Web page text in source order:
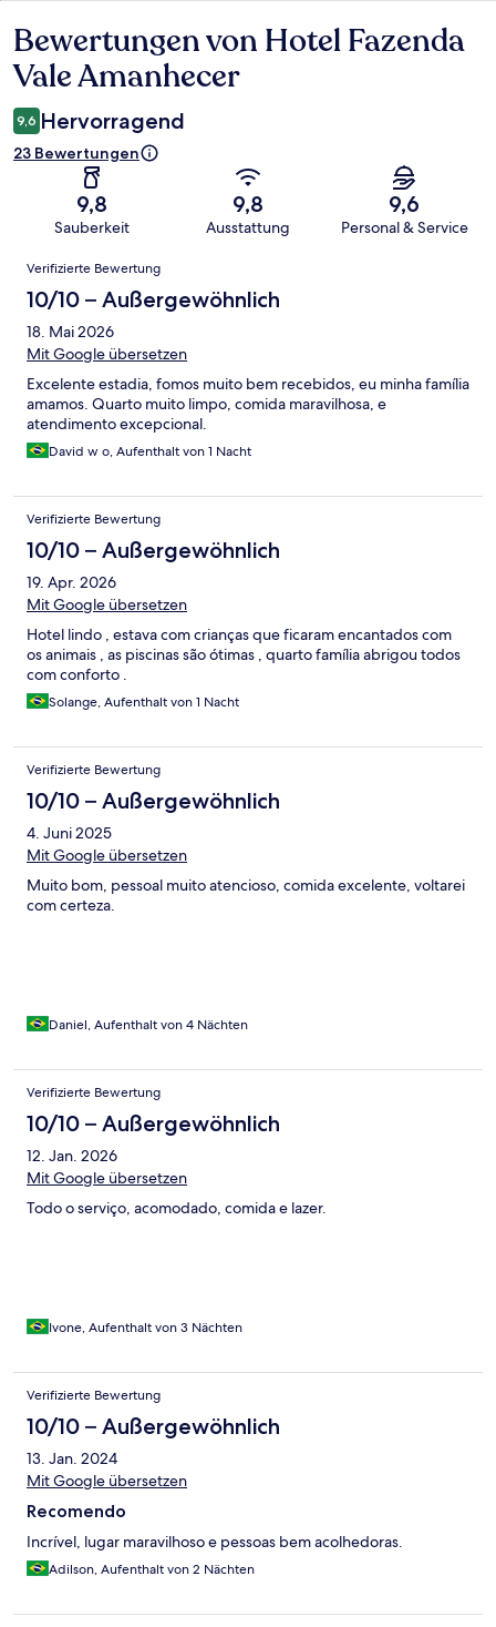
Bewertungen
Bewertungen von Hotel Fazenda
Vale Amanhecer
9,6 Hervorragend
23 Bewertungen
9,8
Sauberkeit
9,8
Ausstattung
9,6
Personal & Service
Bewertungen
Verifizierte Bewertung
10/10 – Außergewöhnlich
18. Mai 2026
Mit Google übersetzen
Excelente estadia, fomos muito bem recebidos, eu minha família
amamos. Quarto muito limpo, comida maravilhosa, e
atendimento excepcional.
David w o, Aufenthalt von 1 Nacht
Verifizierte Bewertung
10/10 – Außergewöhnlich
19. Apr. 2026
Mit Google übersetzen
Hotel lindo , estava com crianças que ficaram encantados com
os animais , as piscinas são ótimas , quarto família abrigou todos
com conforto .
Solange, Aufenthalt von 1 Nacht
Verifizierte Bewertung
10/10 – Außergewöhnlich
4. Juni 2025
Mit Google übersetzen
Muito bom, pessoal muito atencioso, comida excelente, voltarei
com certeza.
Daniel, Aufenthalt von 4 Nächten
Verifizierte Bewertung
10/10 – Außergewöhnlich
12. Jan. 2026
Mit Google übersetzen
Todo o serviço, acomodado, comida e lazer.
Ivone, Aufenthalt von 3 Nächten
Verifizierte Bewertung
10/10 – Außergewöhnlich
13. Jan. 2024
Mit Google übersetzen
Recomendo
Incrível, lugar maravilhoso e pessoas bem acolhedoras.
Adilson, Aufenthalt von 2 Nächten